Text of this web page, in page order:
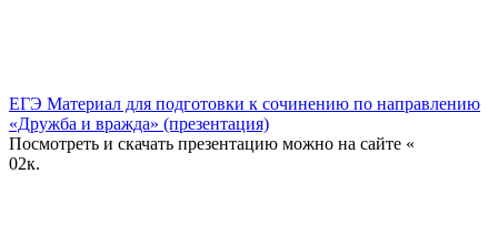
ЕГЭ Материал для подготовки к сочинению по направлению
«Дружба и вражда» (презентация)
Посмотреть и скачать презентацию можно на сайте «
02к.